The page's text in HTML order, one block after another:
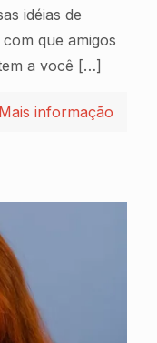
idéias de
que amigos
a você […]
informação